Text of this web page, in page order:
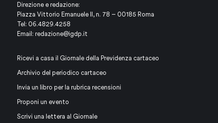
Direzione e redazione:
Piazza Vittorio Emanuele II, n. 78 – 00185 Roma
Tel: 06.4829.4258
Email: redazione@igdp.it
Ricevi a casa il Giornale della Previdenza cartaceo
Archivio del periodico cartaceo
Invia un libro per la rubrica recensioni
Proponi un evento
Scrivi una lettera al Giornale